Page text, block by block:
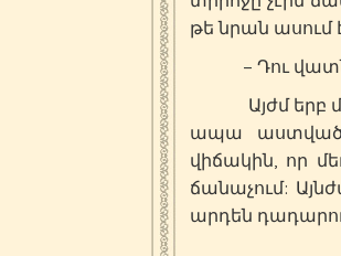
թե նրան ասում
– Դու վատն
Այժմ երբ
ապա
վիճակին, որ
ճանաչում:
արդեն դադարում